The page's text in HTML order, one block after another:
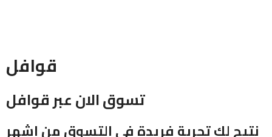
قوافل
تسوق الان عبر قوافل
نتيح لك تجربة فريدة في التسوق من اشهر